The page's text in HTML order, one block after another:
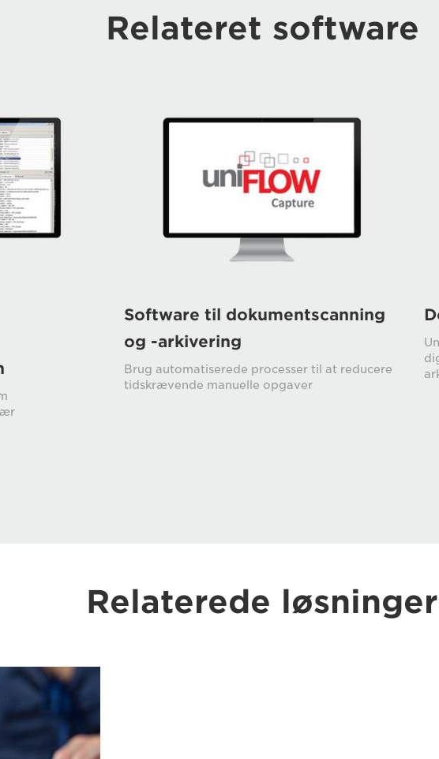
Relateret software
Software til dokumentscanning
og -arkivering
Brug automatiserede processer til at reducere
tidskrævende manuelle opgaver
Relaterede løsninger